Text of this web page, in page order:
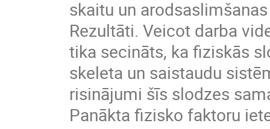
skaitu un
Rezultāti. Veicot darba
tika secināts, ka fiziskās
skeleta un saistaudu
risinājumi šīs slodzes
Panākta fizisko faktoru